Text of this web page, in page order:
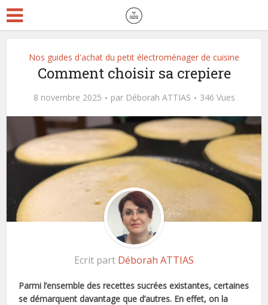
Nos guides d'achat du petit électroménager de cuisine
Comment choisir sa crepiere
8 novembre 2025 par Déborah ATTIAS 346 Vues
Ecrit part Déborah ATTIAS
Parmi l’ensemble des recettes sucrées existantes, certaines
se démarquent davantage que d’autres. En effet, on la